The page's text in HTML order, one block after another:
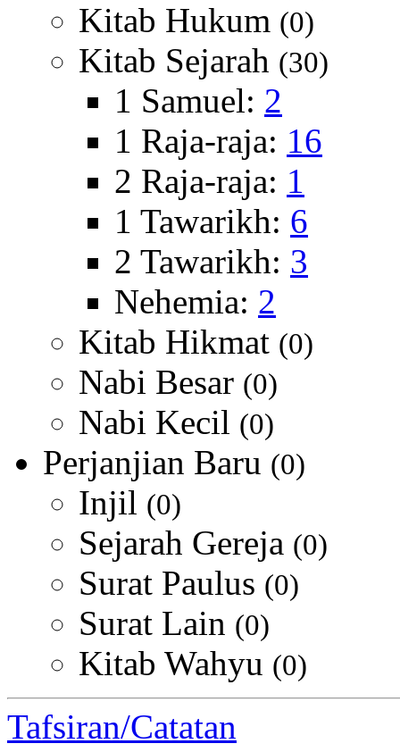
Kitab Hukum (0)
Kitab Sejarah (30)
1 Samuel: 2
1 Raja-raja: 16
2 Raja-raja: 1
1 Tawarikh: 6
2 Tawarikh: 3
Nehemia: 2
Kitab Hikmat (0)
Nabi Besar (0)
Nabi Kecil (0)
Perjanjian Baru (0)
Injil (0)
Sejarah Gereja (0)
Surat Paulus (0)
Surat Lain (0)
Kitab Wahyu (0)
Tafsiran/Catatan